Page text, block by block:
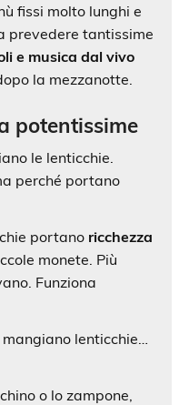
fissi molto lunghi e
prevedere tantissime
e musica dal vivo
la mezzanotte.
potentissime
le lenticchie.
perché portano
portano ricchezza
monete. Più
Funziona
lenticchie…
o lo zampone,